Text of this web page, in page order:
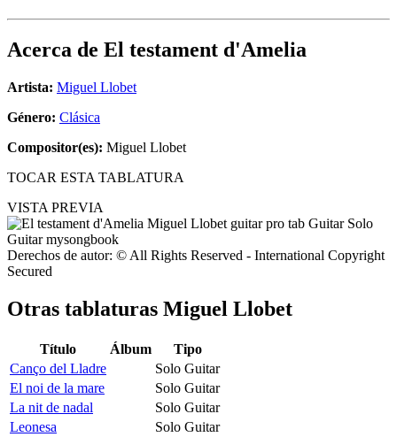
Acerca de El testament d'Amelia
Artista: Miguel Llobet
Género: Clásica
Compositor(es): Miguel Llobet
TOCAR ESTA TABLATURA
VISTA PREVIA
Derechos de autor: © All Rights Reserved - International Copyright
Secured
Otras tablaturas Miguel Llobet
Título Álbum
Tipo
Canço del Lladre
Solo Guitar
El noi de la mare
Solo Guitar
La nit de nadal
Solo Guitar
Leonesa
Solo Guitar